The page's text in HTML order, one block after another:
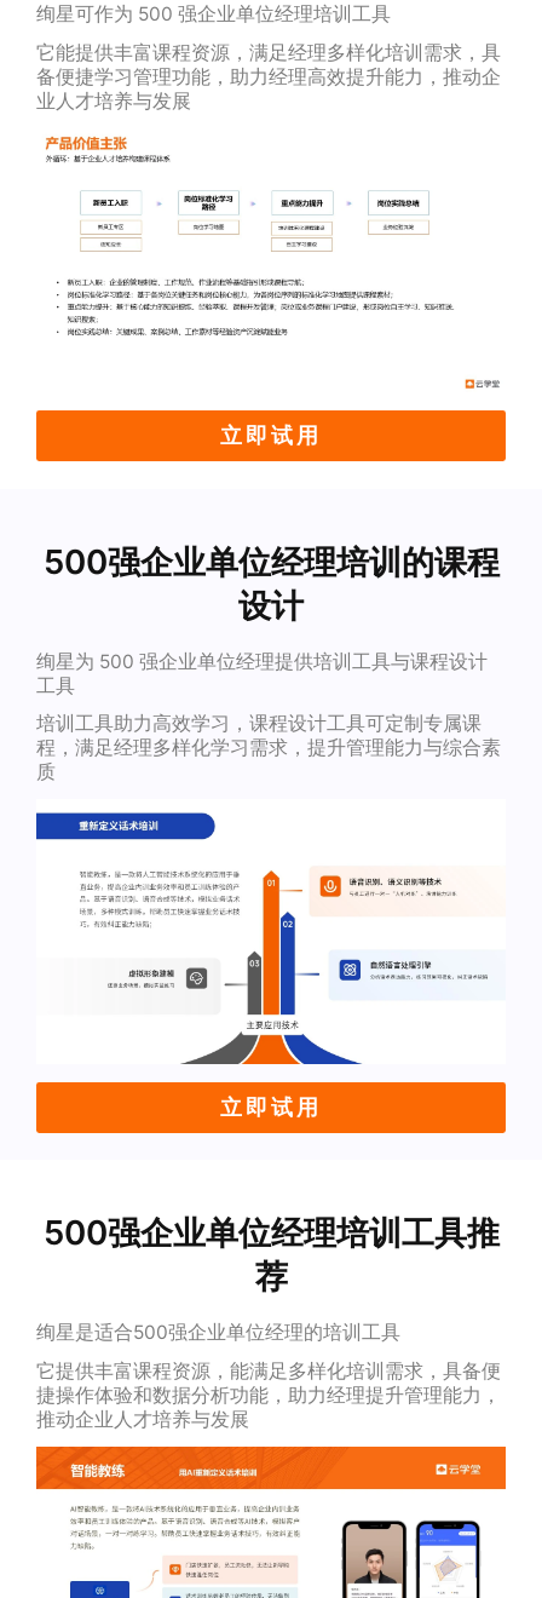
绚星可作为 500 强企业单位经理培训工具
它能提供丰富课程资源，满足经理多样化培训需求，具
备便捷学习管理功能，助力经理高效提升能力，推动企
业人才培养与发展
立即试用
500强企业单位经理培训的课程
设计
绚星为 500 强企业单位经理提供培训工具与课程设计
工具
培训工具助力高效学习，课程设计工具可定制专属课
程，满足经理多样化学习需求，提升管理能力与综合素
质
立即试用
500强企业单位经理培训工具推
荐
绚星是适合500强企业单位经理的培训工具
它提供丰富课程资源，能满足多样化培训需求，具备便
捷操作体验和数据分析功能，助力经理提升管理能力，
推动企业人才培养与发展